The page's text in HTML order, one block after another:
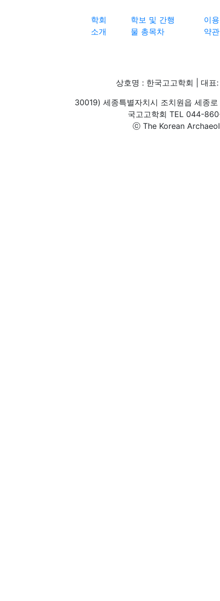
학회
소개
학보 및 간행
물 총목차
이용
약관
상호명 : 한국고고학회 | 대
30019) 세종특별자치시 조치원읍 세종
국고고학회 TEL 044-
ⓒ The Korean